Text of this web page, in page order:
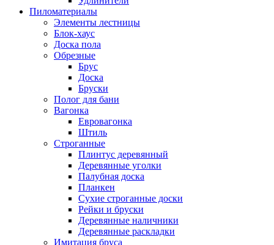
Пиломатериалы
Элементы лестницы
Блок-хаус
Доска пола
Обрезные
Брус
Доска
Бруски
Полог для бани
Вагонка
Евровагонка
Штиль
Строганные
Плинтус деревянный
Деревянные уголки
Палубная доска
Планкен
Сухие строганные доски
Рейки и бруски
Деревянные наличники
Деревянные раскладки
Имитация бруса